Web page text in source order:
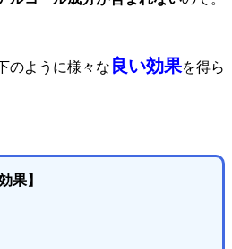
のように様々な 良い効果を得ら
果】